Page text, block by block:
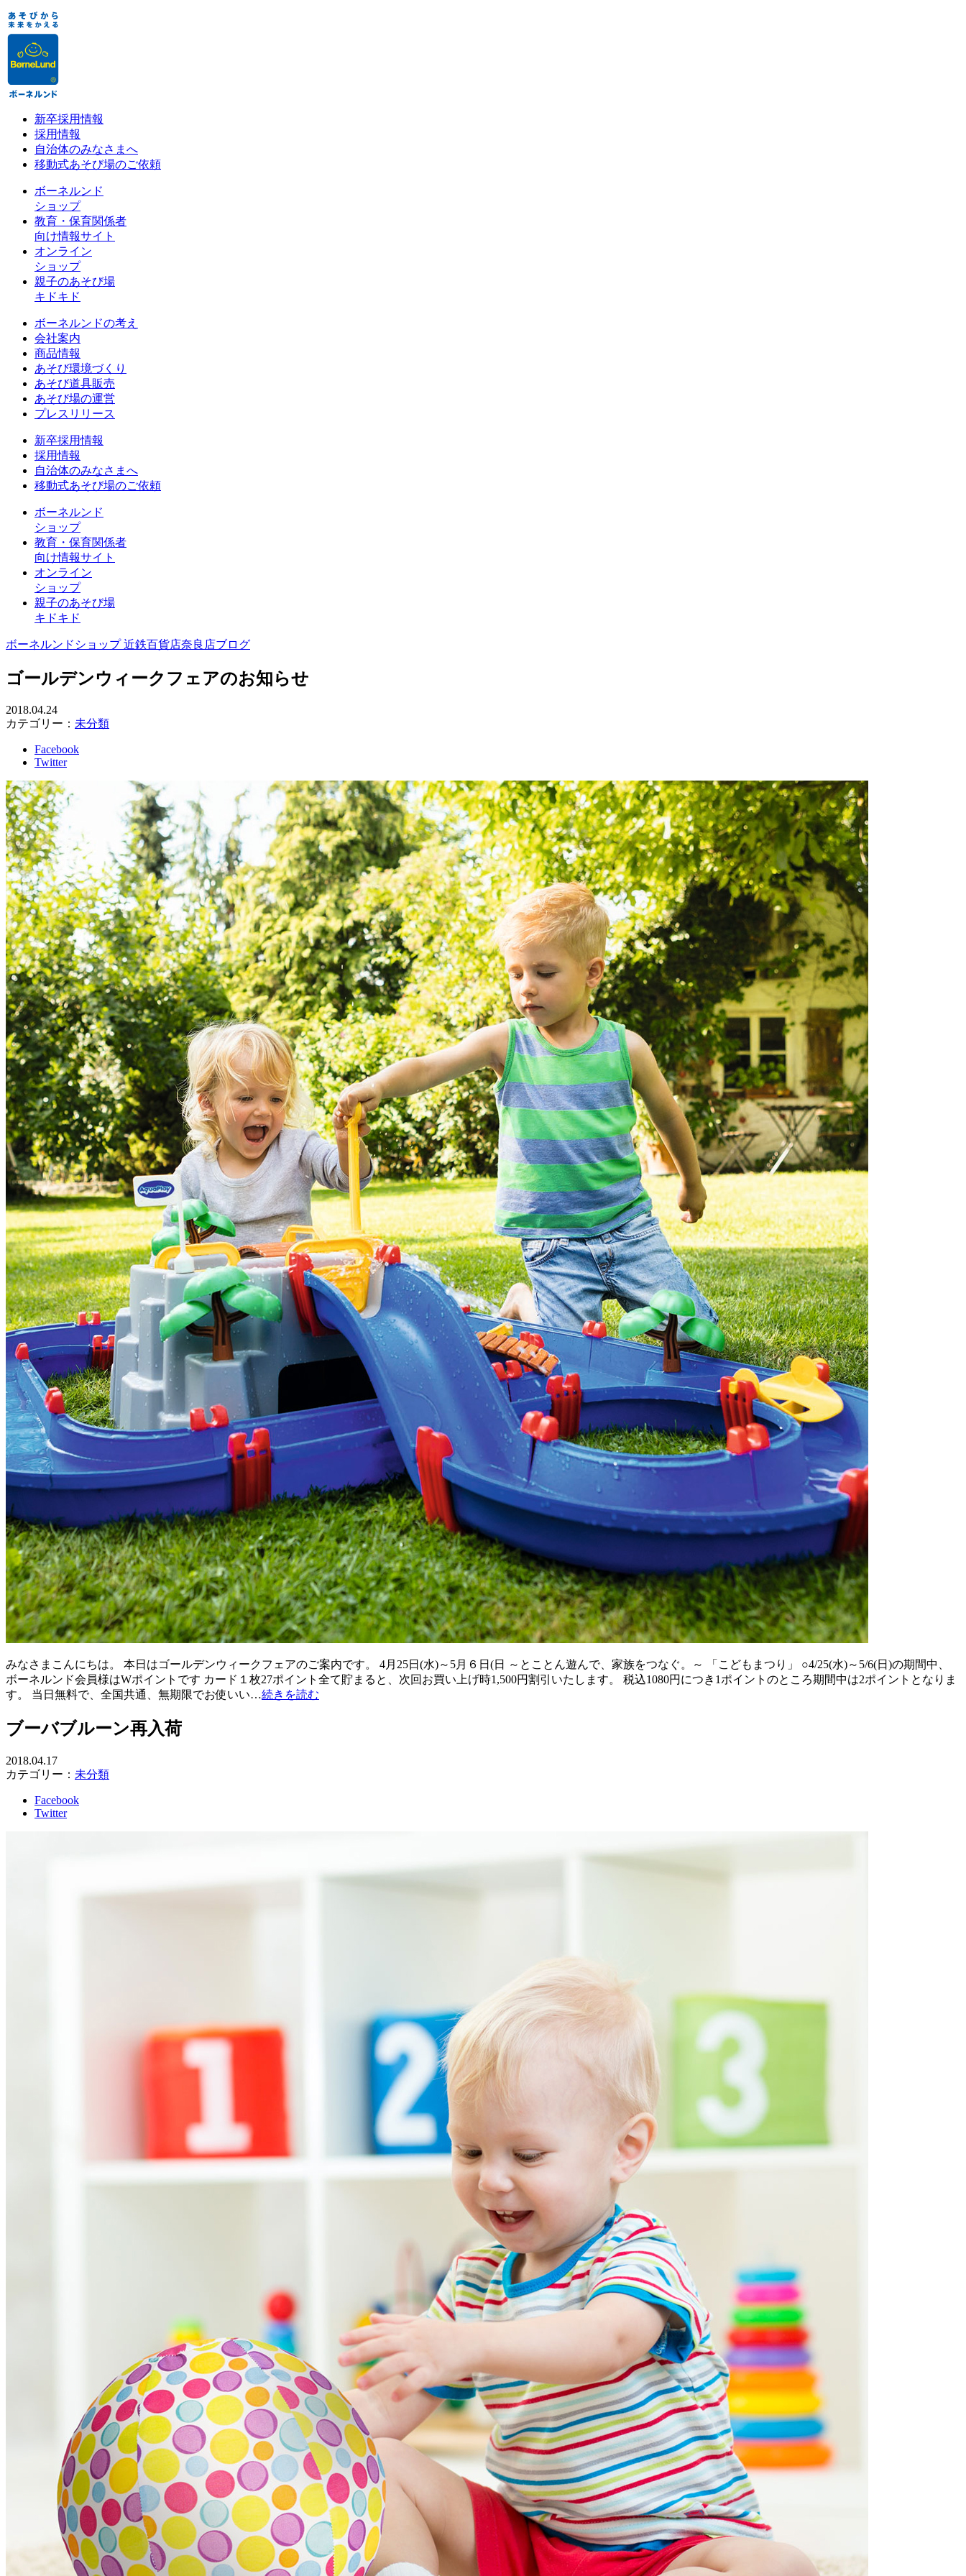
新卒採用情報
採用情報
自治体のみなさまへ
移動式あそび場のご依頼
ボーネルンド
ショップ
教育・保育関係者
向け情報サイト
オンライン
ショップ
親子のあそび場
キドキド
ボーネルンドの考え
会社案内
商品情報
あそび環境づくり
あそび道具販売
あそび場の運営
プレスリリース
新卒採用情報
採用情報
自治体のみなさまへ
移動式あそび場のご依頼
ボーネルンド
ショップ
教育・保育関係者
向け情報サイト
オンライン
ショップ
親子のあそび場
キドキド
ボーネルンドショップ 近鉄百貨店奈良店ブログ
ゴールデンウィークフェアのお知らせ
2018.04.24
カテゴリー： 未分類
Facebook
Twitter
みなさまこんにちは。 本日はゴールデンウィークフェアのご案内です。 4月25日(水)～5月６日(日 ～とことん遊んで、家族をつなぐ。～ 「こどもまつり」 ○4/25(水)～5/6(日)の期間中、
ボーネルンド会員様はWポイントです カード１枚27ポイント全て貯まると、次回お買い上げ時1,500円割引いたします。 税込1080円につき1ポイントのところ期間中は2ポイントとなりま
す。 当日無料で、全国共通、無期限でお使いい…続きを読む
ブーバブルーン再入荷
2018.04.17
カテゴリー： 未分類
Facebook
Twitter